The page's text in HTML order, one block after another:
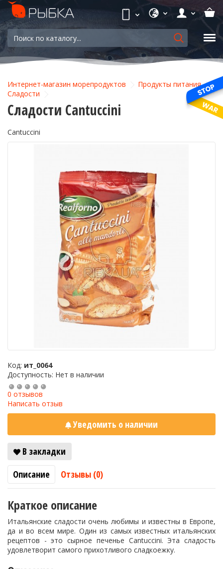
Интернет-магазин морепродуктов
Продукты питания
Сладости
Сладости Cantuccini
Cantuccini
Код: ит_0064
Доступность: Нет в наличии
0 отзывов
Написать отзыв
Уведомить о наличии
В закладки
Описание
Отзывы (0)
Краткое описание
Итальянские сладости очень любимы и известны в Европе,
да и во всем мире. Один из самых известных итальянских
рецептов - это сырное печенье Cantuccini. Эта сладость
удовлетворит самого прихотливого сладкоежку.